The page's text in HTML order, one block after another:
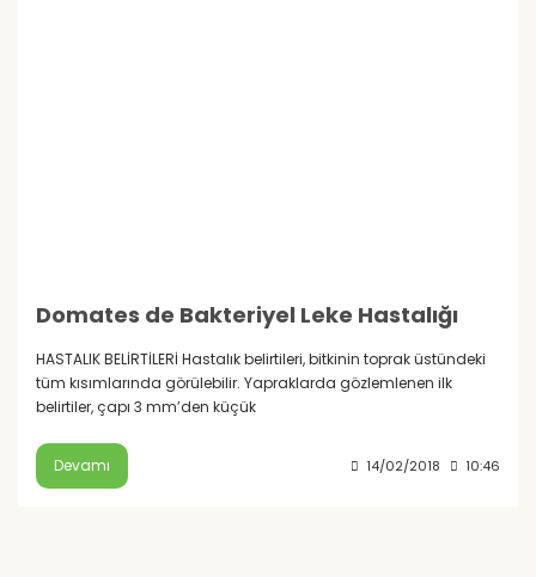
Domates de Bakteriyel Leke Hastalığı
HASTALIK BELİRTİLERİ Hastalık belirtileri, bitkinin toprak üstündeki
tüm kısımlarında görülebilir. Yapraklarda gözlemlenen ilk
belirtiler, çapı 3 mm’den küçük
Devamı 14/02/2018 10:46